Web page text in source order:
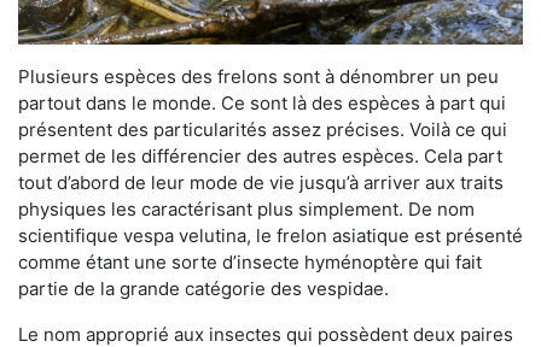
Plusieurs espèces des frelons sont à dénombrer un peu
partout dans le monde. Ce sont là des espèces à part qui
présentent des particularités assez précises. Voilà ce qui
permet de les différencier des autres espèces. Cela part
tout d’abord de leur mode de vie jusqu’à arriver aux traits
physiques les caractérisant plus simplement. De nom
scientifique vespa velutina, le frelon asiatique est présenté
comme étant une sorte d’insecte hyménoptère qui fait
partie de la grande catégorie des vespidae.
Le nom approprié aux insectes qui possèdent deux paires